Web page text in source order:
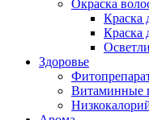
Окраска
Краска
Краска
Здоровье
Витаминные